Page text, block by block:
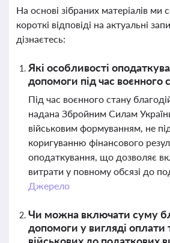
На основі зібраних матеріалів ми
короткі відповіді на актуальні
дізнаєтесь:
Які особливості
допомоги під час воєнного
Під час воєнного стану
надана Збройним Силам
військовим формуванням, не
коригуванню фінансового
оподаткування, що дозволяє
витрати у повному обсязі до
Джерело
Чи можна включати суму
допомоги у вигляді оплати